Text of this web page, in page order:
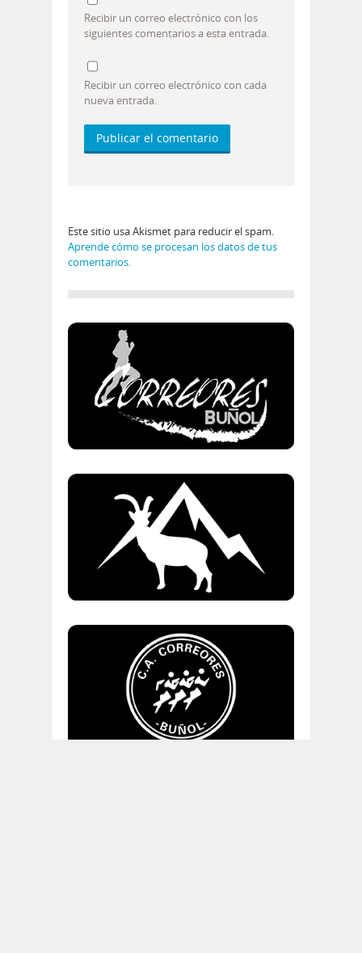
Recibir un correo electrónico con los
siguientes comentarios a esta entrada.
Recibir un correo electrónico con cada
nueva entrada.
Este sitio usa Akismet para reducir el spam.
Aprende cómo se procesan los datos de tus
comentarios.